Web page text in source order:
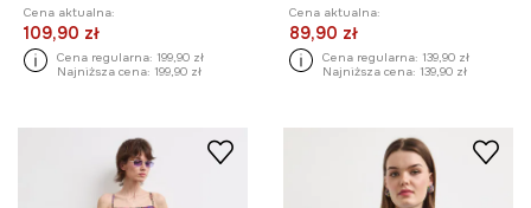
Cena aktualna:
109,90 zł
Cena regularna: 199,90 zł
Najniższa cena: 199,90 zł
Cena aktualna:
89,90 zł
Cena regularna: 139,90 zł
Najniższa cena: 139,90 zł